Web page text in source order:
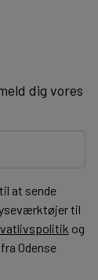
dig vores
at sende
til
og
Odense